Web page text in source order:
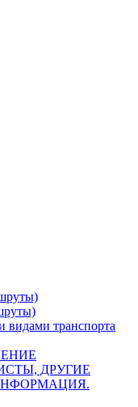
транспорта
ДРУГИЕ